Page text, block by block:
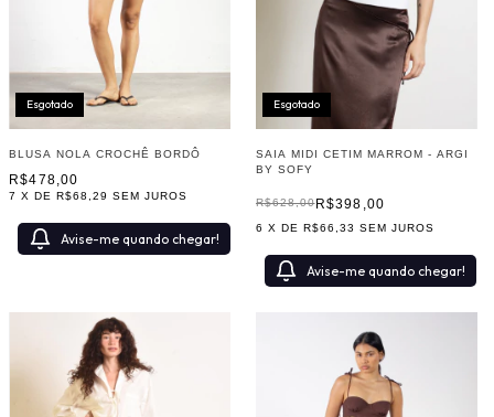
Esgotado
BLUSA NOLA CROCHÊ BORDÔ
R$478,00
7 X DER$68,29 SEM JUROS
Avise-me quando chegar!
Esgotado
SAIA MIDI CETIM MARROM - ARGI
BY SOFY
R$398,00
R$628,00
6 X DE R$66,33 SEM JUROS
Avise-me quando chegar!